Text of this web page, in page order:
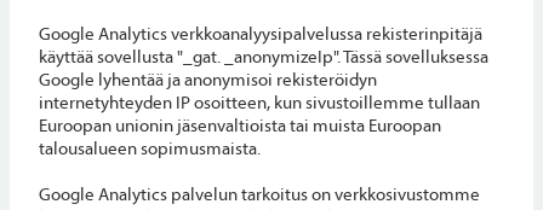
Google Analytics verkkoanalyysipalvelussa rekisterinpitäjä
käyttää sovellusta "_gat. _anonymizeIp". Tässä sovelluksessa
Google lyhentää ja anonymisoi rekisteröidyn
internetyhteyden IP osoitteen, kun sivustoillemme tullaan
Euroopan unionin jäsenvaltioista tai muista Euroopan
talousalueen sopimusmaista.
Google Analytics palvelun tarkoitus on verkkosivustomme